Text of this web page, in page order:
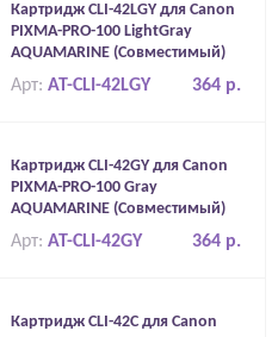
Картридж CLI-42LGY для Canon
PIXMA-PRO-100 LightGray
AQUAMARINE (Совместимый)
364 р.
Арт:AT-CLI-42LGY
Картридж CLI-42GY для Canon
PIXMA-PRO-100 Gray
AQUAMARINE (Совместимый)
364 р.
Арт:AT-CLI-42GY
Картридж CLI-42C для Canon